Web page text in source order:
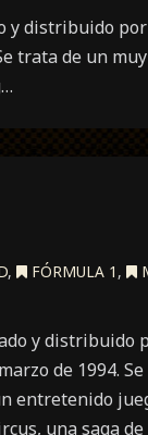
distribuido por
trata de un
, FÓRMULA 1 ,
y
de 1994.
entretenido
una saga